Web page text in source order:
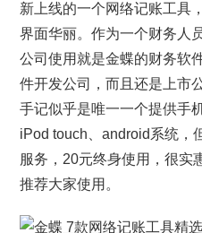
新上线的一个网络记账工具
界面华丽。作为一个财务人
公司使用就是金蝶的财务软
件开发公司，而且还是上市
手记似乎是唯一一个提供手
iPod touch、android系统，
服务，20元终身使用，很实
推荐大家使用。